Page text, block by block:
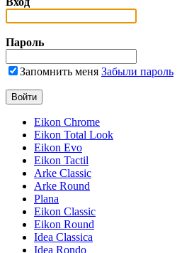
Пароль
Запомнить меня Забыли пароль
Eikon Chrome
Eikon Total Look
Eikon Evo
Eikon Tactil
Arke Classic
Arke Round
Plana
Eikon Classic
Eikon Round
Idea Classica
Idea Rondo